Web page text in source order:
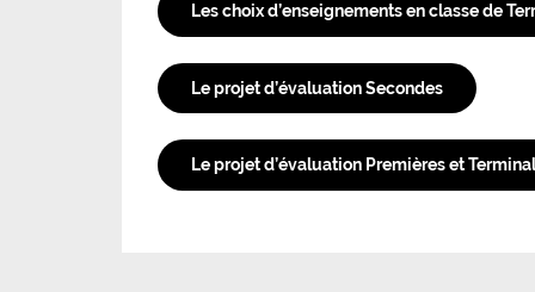
Les choix d’enseignements en classe de
Le projet d’évaluation Secondes
Le projet d’évaluation Premières et